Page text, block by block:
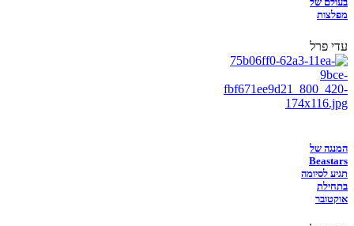
מפלצות
עדי פרל
המנגה של
Beastars
תגיע לסיומה
בתחילת
אוקטובר